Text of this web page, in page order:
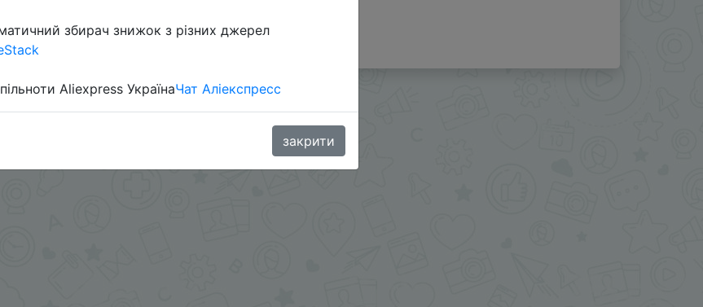
збирач знижок з різних джерел
Aliexpress УкраїнаЧат Аліекспресс
закрити